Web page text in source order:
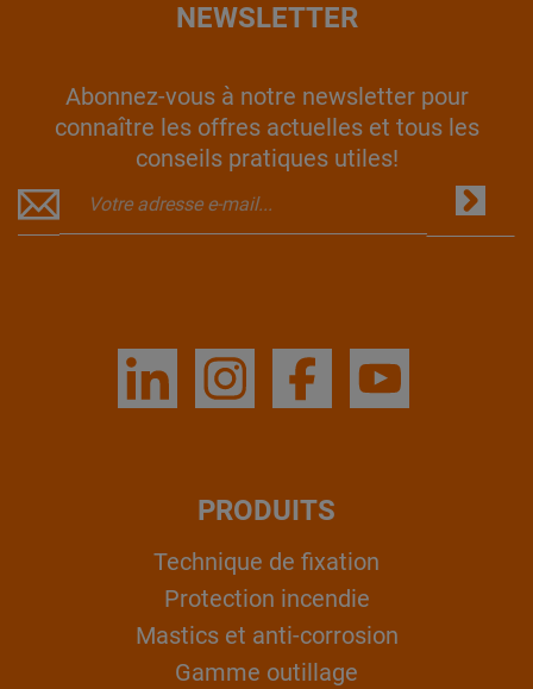
NEWSLETTER
Abonnez-vous à notre newsletter pour
connaître les offres actuelles et tous les
conseils pratiques utiles!
PRODUITS
Technique de fixation
Protection incendie
Mastics et anti-corrosion
Gamme outillage